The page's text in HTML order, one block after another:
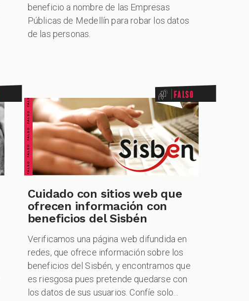
beneficio a nombre de las Empresas
Públicas de Medellín para robar los datos
de las personas.
FALSO FALSO FALSO FALSO FALSO FALSO FALSO Falso
Cuidado con sitios web que
ofrecen información con
beneficios del Sisbén
Verificamos una página web difundida en
redes, que ofrece información sobre los
beneficios del Sisbén, y encontramos que
es riesgosa pues pretende quedarse con
los datos de sus usuarios. Confíe solo...